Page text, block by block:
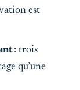
est
: trois
qu’une